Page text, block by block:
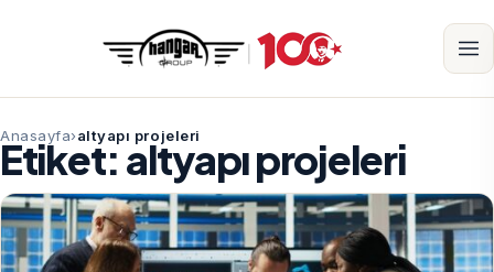
Anasayfa altyapı projeleri
Etiket:altyapı projeleri